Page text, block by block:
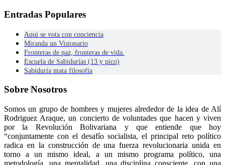
Entradas Populares
Aquí se vota con conciencia
Miranda un Visionario
Fronteras de paz, fronteras de vida.
Escuela de Sabidurías (13 y pico)
Sabiduría mata filosofía
Sobre Nosotros
Somos un grupo de hombres y mujeres alrededor de la idea de Alí
Rodriguez Araque, un concierto de voluntades que hacen y viven
por la Revolución Bolivariana y que entiende que hoy
“conjuntamente con el desafío socialista, el principal reto político
radica en la construcción de una fuerza revolucionaria unida en
torno a un mismo ideal, a un mismo programa político, una
metodología, una mentalidad, una disciplina consciente, con una